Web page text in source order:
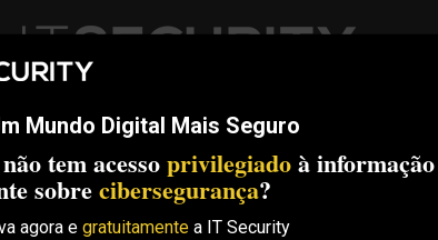
Threats Compliance Opinion
Conference Lisboa: 8 de Outubro 2026 ✔️
Mundo Digital Mais Seguro
tem acessoprivilegiadoà
sobrecibersegurança?
agora e gratuitamente a IT Security